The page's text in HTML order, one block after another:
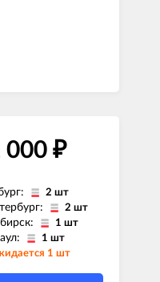
000 ₽
2 шт
2 шт
1 шт
1 шт
1 шт